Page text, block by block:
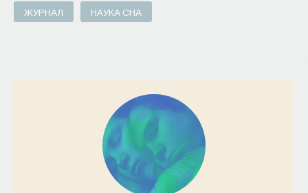
ЖУРНАЛ НАУКА СНА
СТРОИТЕЛИ БУДУЩЕГО
Что такое партнёрский материал?